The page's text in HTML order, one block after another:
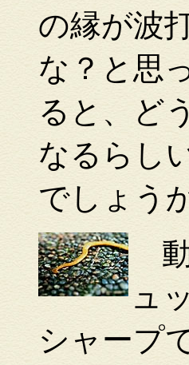
の縁が波
な？と思
ると、ど
なるらし
でしょう
動
ュ
シャープ